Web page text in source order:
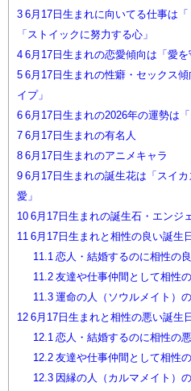
3 6月17日生まれに向いてる仕事は
「ストイックに努力する心」
4 6月17日生まれの恋愛傾向は「愛を
5 6月17日生まれの性癖・セックス
イプ」
6 6月17日生まれの2026年の運勢は
7 6月17日生まれの有名人
8 6月17日生まれのアニメキャラ
9 6月17日生まれの誕生花は「スイ
愛」
10 6月17日生まれの誕生石・エンジ
11 6月17日生まれと相性の良い誕生
11.1 恋人・結婚するのに相性の
11.2友達や仕事仲間として相性
11.3運命の人（ソウルメイト）
12 6月17日生まれと相性の悪い誕生
12.1 恋人・結婚するのに相性の
12.2友達や仕事仲間として相性
12.3因縁の人（カルマメイト）